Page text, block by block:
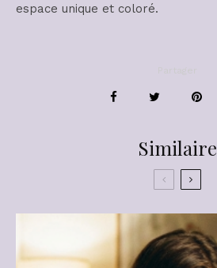
espace unique et coloré.
Similaire